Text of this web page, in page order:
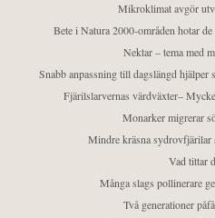
Mikroklimat avgör
Bete i Natura 2000-områden hotar
Nektar – tema med
Snabb anpassning till dagslängd
Fjärilslarvernas värdväxter–
Monarker migrerar
Mindre kräsna sydrovfjärilar
Vad tittar
Många slags pollinerare
Två generationer